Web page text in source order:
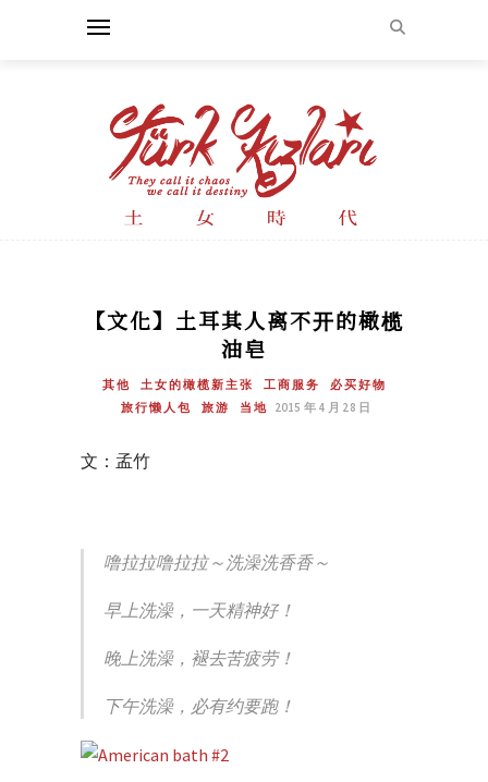
【文化】土耳其人离不开的橄榄
油皂
其他 土女的橄榄新主张 工商服务
必买好物
旅行懒人包
旅游 当地 2015 年 4 月 28 日
文：孟竹
噜拉拉噜拉拉～洗澡洗香香～
早上洗澡，一天精神好！
晚上洗澡，褪去苦疲劳！
下午洗澡，必有约要跑！